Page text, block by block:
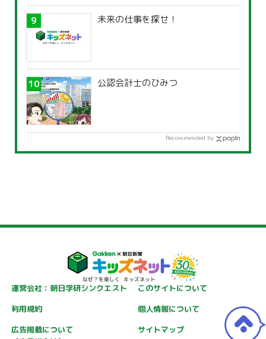
未来の仕事を探せ！
公認会計士のひみつ
Recommended by
運営会社：朝日学研シンクエスト
このサイトについて
利用規約
個人情報について
広告掲載について
サイトマップ